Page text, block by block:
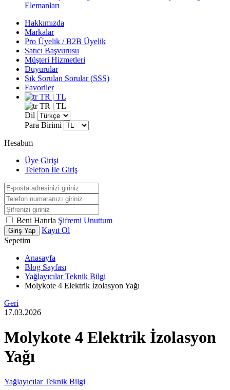
Elemanları
Hakkımızda
Markalar
Pro Üyelik / B2B Üyelik
Satıcı Başvurusu
Müşteri Hizmetleri
Duyurular
Sık Sorulan Sorular (SSS)
Favoriler
TR | TL
TR | TL
Dil
Para Birimi
Hesabım
Üye Girişi
Telefon İle Giriş
Beni Hatırla Şifremi Unuttum
Giriş Yap
Kayıt Ol
Sepetim
Anasayfa
Blog Sayfası
Yağlayıcılar Teknik Bilgi
Molykote 4 Elektrik İzolasyon Yağı
Geri
17.03.2026
Molykote 4 Elektrik İzolasyon
Yağı
Yağlayıcılar Teknik Bilgi